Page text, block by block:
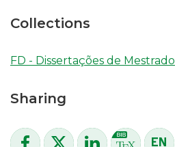
Collections
FD - Dissertações de Mestrado
Sharing